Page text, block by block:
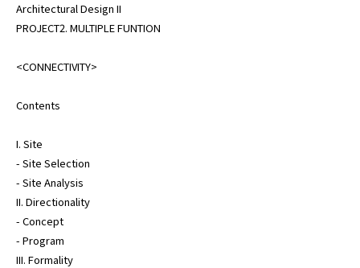
Architectural Design II
PROJECT2. MULTIPLE FUNTION
<CONNECTIVITY>
Contents
I. Site
- Site Selection
- Site Analysis
II. Directionality
- Concept
- Program
III. Formality